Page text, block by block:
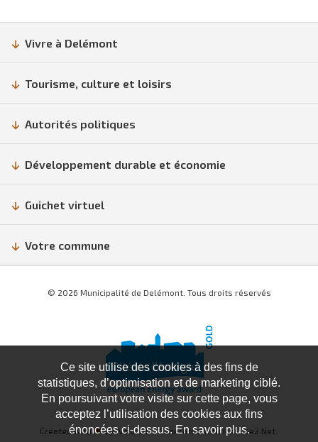
Vivre à Delémont
Tourisme, culture et loisirs
Autorités politiques
Développement durable et économie
Guichet virtuel
Votre commune
© 2026 Municipalité de Delémont. Tous droits réservés
Created with♥by Artionet Generated with IceCube2.Net
Ce site utilise des cookies à des fins de
statistiques, d’optimisation et de marketing ciblé.
En poursuivant votre visite sur cette page, vous
acceptez l’utilisation des cookies aux fins
énoncées ci-dessus. En savoir plus.